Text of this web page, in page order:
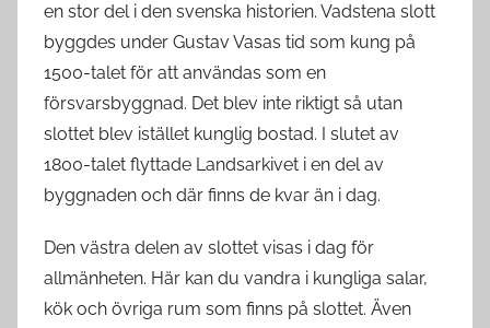
en stor del i den svenska historien. Vadstena slott
byggdes under Gustav Vasas tid som kung på
1500-talet för att användas som en
försvarsbyggnad. Det blev inte riktigt så utan
slottet blev istället kunglig bostad. I slutet av
1800-talet flyttade Landsarkivet i en del av
byggnaden och där finns de kvar än i dag.
Den västra delen av slottet visas i dag för
allmänheten. Här kan du vandra i kungliga salar,
kök och övriga rum som finns på slottet. Även